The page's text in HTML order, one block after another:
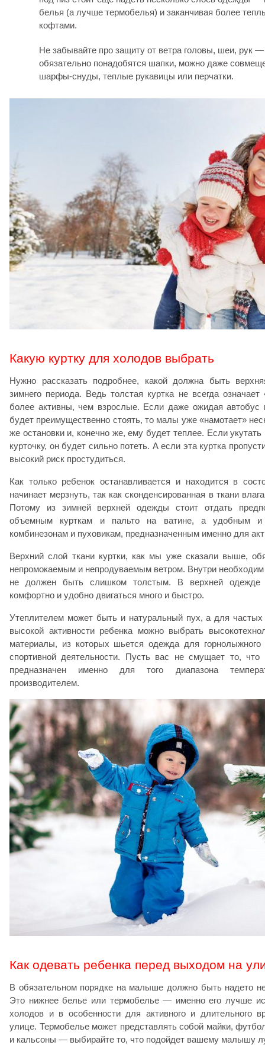
белья (а лучше термобелья) и заканчивая более
кофтами.
Не забывайте про защиту от ветра головы, шеи, рук —
обязательно понадобятся шапки, можно даже
шарфы-снуды, теплые рукавицы или перчатки.
Какую куртку для холодов выбрать
Нужно рассказать подробнее, какой должна быть
зимнего периода. Ведь толстая куртка не всегда означает
более активны, чем взрослые. Если даже ожидая автобус
будет преимущественно стоять, то малы уже «намотает»
же остановки и, конечно же, ему будет теплее. Если
курточку, он будет сильно потеть. А если эта куртка
высокий риск простудиться.
Как только ребенок останавливается и находится в
начинает мерзнуть, так как сконденсированная в ткани
Потому из зимней верхней одежды стоит отдать
объемным курткам и пальто на ватине, а удобным и
комбинезонам и пуховикам, предназначенным именно для
Верхний слой ткани куртки, как мы уже сказали выше,
непромокаемым и непродуваемым ветром. Внутри необходим
не должен быть слишком толстым. В верхней одежде
комфортно и удобно двигаться много и быстро.
Утеплителем может быть и натуральный пух, а для частых
высокой активности ребенка можно выбрать
материалы, из которых шьется одежда для горнолыжного
спортивной деятельности. Пусть вас не смущает то,
предназначен именно для того диапазона
производителем.
Как одевать ребенка перед выходом на
В обязательном порядке на малыше должно быть надето
Это нижнее белье или термобелье — именно его лучше
холодов и в особенности для активного и длительного
улице. Термобелье может представлять собой майки,
и кальсоны — выбирайте то, что подойдет вашему малышу